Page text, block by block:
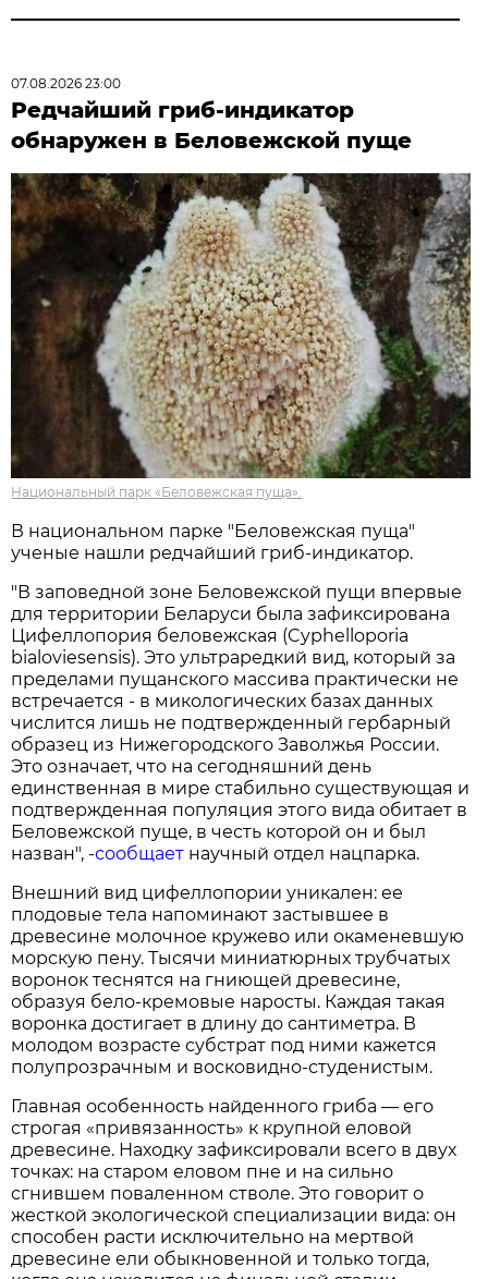
07.08.2026 23:00
Редчайший гриб-индикатор
обнаружен в Беловежской пуще
Национальный парк «Беловежская пуща».
В национальном парке "Беловежская пуща"
ученые нашли редчайший гриб-индикатор.
"В заповедной зоне Беловежской пущи впервые
для территории Беларуси была зафиксирована
Цифеллопория беловежская (Cyphelloporia
bialoviesensis). Это ультраредкий вид, который за
пределами пущанского массива практически не
встречается - в микологических базах данных
числится лишь не подтвержденный гербарный
образец из Нижегородского Заволжья России.
Это означает, что на сегодняшний день
единственная в мире стабильно существующая и
подтвержденная популяция этого вида обитает в
Беловежской пуще, в честь которой он и был
назван", -сообщает научный отдел нацпарка.
Внешний вид цифеллопории уникален: ее
плодовые тела напоминают застывшее в
древесине молочное кружево или окаменевшую
морскую пену. Тысячи миниатюрных трубчатых
воронок теснятся на гниющей древесине,
образуя бело-кремовые наросты. Каждая такая
воронка достигает в длину до сантиметра. В
молодом возрасте субстрат под ними кажется
полупрозрачным и восковидно-студенистым.
Главная особенность найденного гриба — его
строгая «привязанность» к крупной еловой
древесине. Находку зафиксировали всего в двух
точках: на старом еловом пне и на сильно
сгнившем поваленном стволе. Это говорит о
жесткой экологической специализации вида: он
способен расти исключительно на мертвой
древесине ели обыкновенной и только тогда,